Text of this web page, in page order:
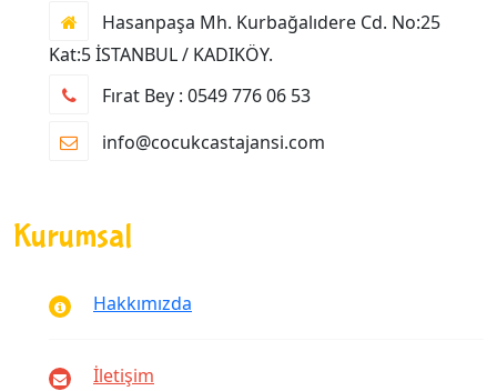
Hasanpaşa Mh. Kurbağalıdere Cd. No:25
Kat:5 İSTANBUL / KADIKÖY.
Fırat Bey : 0549 776 06 53
info@cocukcastajansi.com
Kurumsal
Hakkımızda
İletişim